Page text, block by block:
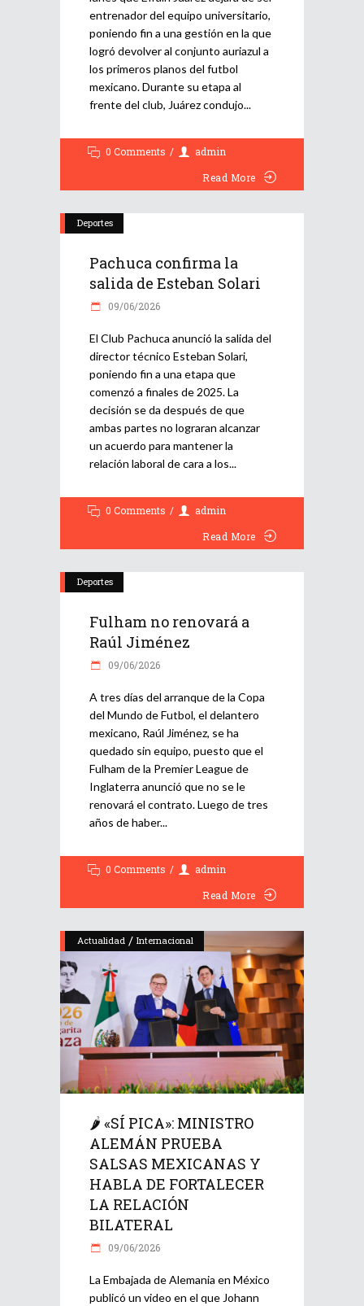
entrenador del equipo universitario,
poniendo fin a una gestión en la que
logró devolver al conjunto auriazul a
los primeros planos del futbol
mexicano. Durante su etapa al
frente del club, Juárez condujo
0 Comments
admin
Read More
Deportes
Pachuca confirma la
salida de Esteban Solari
09/06/2026
El Club Pachuca anunció la salida del
director técnico Esteban Solari,
poniendo fin a una etapa que
comenzó a finales de 2025. La
decisión se da después de que
ambas partes no lograran alcanzar
un acuerdo para mantener la
relación laboral de cara a los
0 Comments
admin
Read More
Deportes
Fulham no renovará a
Raúl Jiménez
09/06/2026
A tres días del arranque de la Copa
del Mundo de Futbol, el delantero
mexicano, Raúl Jiménez, se ha
quedado sin equipo, puesto que el
Fulham de la Premier League de
Inglaterra anunció que no se le
renovará el contrato. Luego de tres
años de haber
0 Comments
admin
Read More
Actualidad / Internacional
🌶️ «SÍ PICA»: MINISTRO
ALEMÁN PRUEBA
SALSAS MEXICANAS Y
HABLA DE FORTALECER
LA RELACIÓN
BILATERAL
09/06/2026
La Embajada de Alemania en México
publicó un video en el que Johann